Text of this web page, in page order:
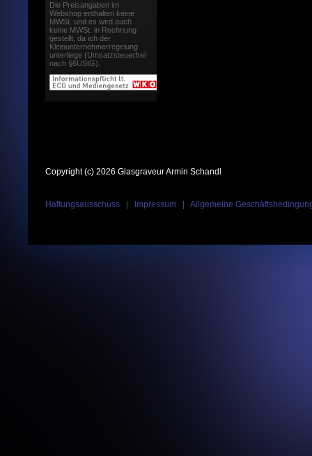
Die Preisangaben im
Webshop enthalten keine
MWSt. und es wird auch
keine MWSt. in Rechnung
gestellt, da ich der
Kleinunternehmerregelung
unterliege (Umsatzsteuerfrei
nach §6UStG).
Copyright (c) 2026 Glasgraveur Armin Schandl
Haftungsausschuss Impressum Allgemeine